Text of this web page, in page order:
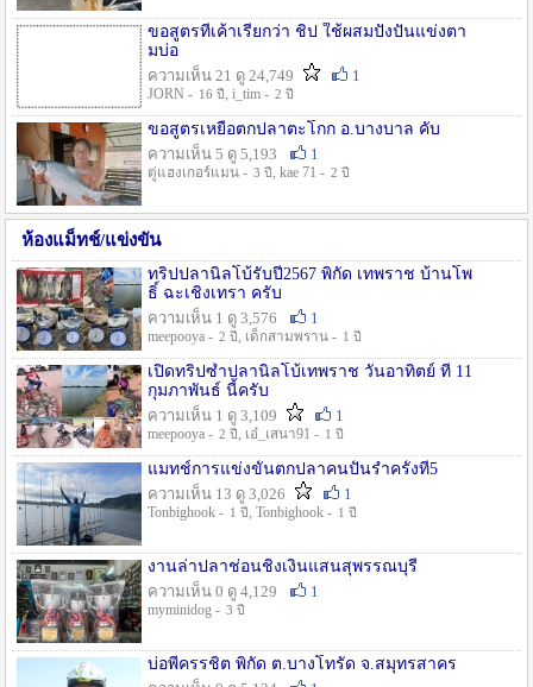
ขอสูตรที่เค้าเรียกว่า ชิป ใช้ผสมปังปั่นแข่งตา
มบ่อ
ความเห็น 21 ดู 24,749
1
JORN - 16 ปี , i_tim - 2 ปี
ขอสูตรเหยื่อตกปลาตะโกก อ.บางบาล คับ
ความเห็น 5 ดู 5,193
1
ตู่แฮงเกอร์แมน - 3 ปี , kae 71 - 2 ปี
ห้องแม็ทช์/แข่งขัน
ทริปปลานิลโบ้รับปี2567 พิกัด เทพราช บ้านโพ
ธิ์ ฉะเชิงเทรา ครับ
ความเห็น 1 ดู 3,576
1
meepooya - 2 ปี , เด็กสามพราน - 1 ปี
เปิดทริปซ้ำปลานิลโบ้เทพราช วันอาทิตย์ ที่ 11
กุมภาพันธ์ นี้ครับ
ความเห็น 1 ดู 3,109
1
meepooya - 2 ปี , เอ๋_เสนา91 - 1 ปี
แมทช์การแข่งขั้นตกปลาคนปั้นรำครั้งที่5
ความเห็น 13 ดู 3,026
1
Tonbighook - 1 ปี , Tonbighook - 1 ปี
งานล่าปลาช่อนชิงเงินแสนสุพรรณบุรี
ความเห็น 0 ดู 4,129
1
myminidog - 3 ปี
บ่อพี่ครรชิต พิกัด ต.บางโทรัด จ.สมุทรสาคร